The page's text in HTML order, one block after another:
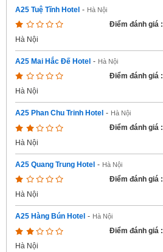
A25 Tuệ Tĩnh Hotel - Hà Nội
Điểm đánh giá :
Hà Nội
A25 Mai Hắc Đế Hotel - Hà Nội
Điểm đánh giá :
Hà Nội
A25 Phan Chu Trinh Hotel - Hà Nội
Điểm đánh giá :
Hà Nội
A25 Quang Trung Hotel - Hà Nội
Điểm đánh giá :
Hà Nội
A25 Hàng Bún Hotel - Hà Nội
Điểm đánh giá :
Hà Nội